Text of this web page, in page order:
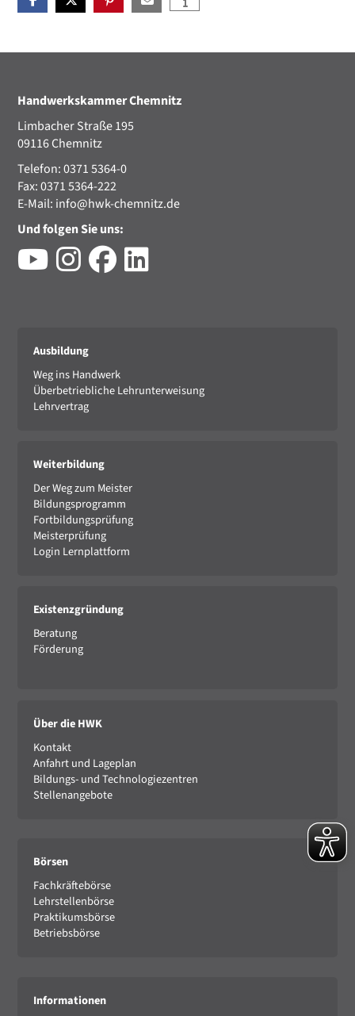
Handwerkskammer Chemnitz
Limbacher Straße 195
09116 Chemnitz
Telefon: 0371 5364-0
Fax: 0371 5364-222
E-Mail: info@hwk-chemnitz.de
Und folgen Sie uns:
Ausbildung
Weg ins Handwerk
Überbetriebliche Lehrunterweisung
Lehrvertrag
Weiterbildung
Der Weg zum Meister
Bildungsprogramm
Fortbildungsprüfung
Meisterprüfung
Login Lernplattform
Existenzgründung
Beratung
Förderung
Über die HWK
Kontakt
Anfahrt und Lageplan
Bildungs- und Technologiezentren
Stellenangebote
Börsen
Fachkräftebörse
Lehrstellenbörse
Praktikumsbörse
Betriebsbörse
Informationen